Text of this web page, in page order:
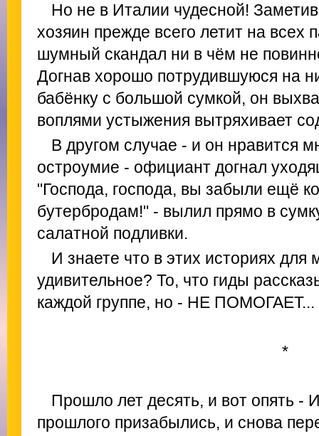
Но не в Италии чудесной!
хозяин прежде всего летит на всех
шумный скандал ни в чём не
Догнав хорошо потрудившуюся на
бабёнку с большой сумкой, он
воплями устыжения вытряхивает
В другом случае - и он нравится
остроумие - официант догнал
"Господа, господа, вы забыли ещё
бутербродам!" - вылил прямо в
салатной подливки.
И знаете что в этих историях для
удивительное? То, что гиды
каждой группе, но - НЕ ПОМОГАЕТ...
*
Прошло лет десять, и вот опять -
прошлого призабылись, и снова